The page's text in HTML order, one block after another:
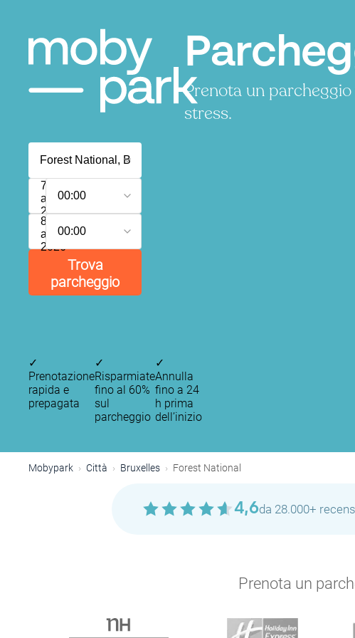
Prenota un
stress.
7
agosto
2026
00:00
8
agosto
2026
00:00
Trova
parcheggio
✓
Prenotazione
rapida e
prepagata
✓
Risparmiate
fino al 60%
sul
parcheggio
✓
Annulla
fino a 24
h prima
dell’inizio
Mobypark Città Bruxelles Forest National
4,6da 28.000+
Prenota un